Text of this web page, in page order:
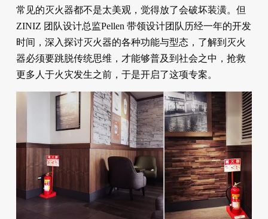
常见的灭火器都不是太美观，觉得放了会破坏装潢。但
ZINIZ 团队设计总监Pellen 带领设计团队历经一年的开发
时间，深入探讨灭火器的各种功能与型态，了解到灭火
器必须要跳脱传统思维，才能够普及到社会之中，抢救
更多人于火灾发生之前，于是开启了这项专案。